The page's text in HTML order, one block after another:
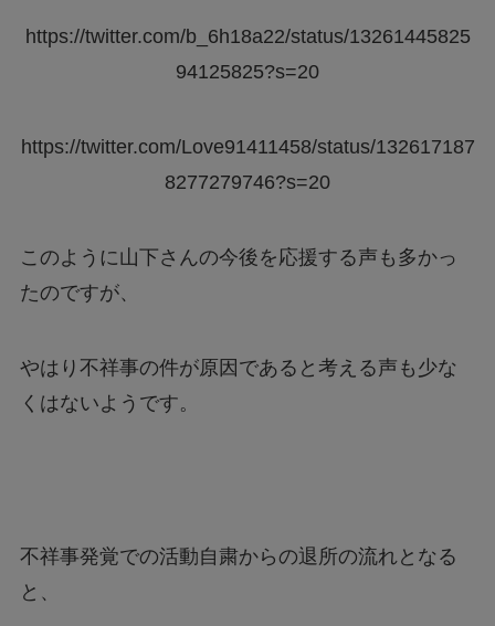
https://twitter.com/b_6h18a22/status/13261445825
94125825?s=20
https://twitter.com/Love91411458/status/132617187
8277279746?s=20
このように山下さんの今後を応援する声も多かっ
たのですが、
やはり不祥事の件が原因であると考える声も少な
くはないようです。
不祥事発覚での活動自粛からの退所の流れとなる
と、